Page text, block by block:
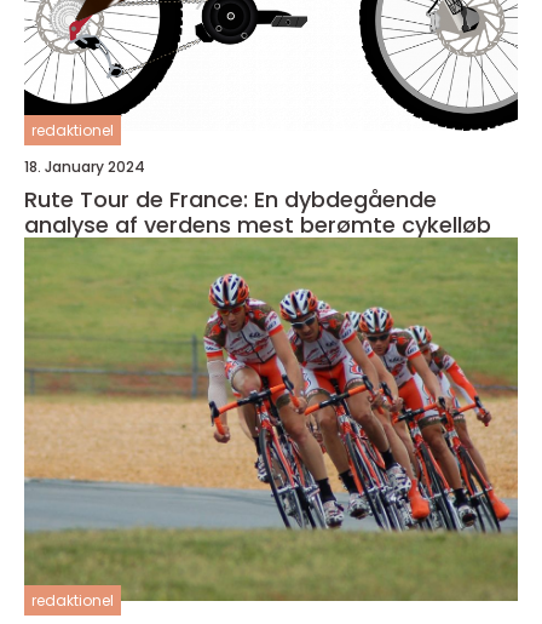
redaktionel
18. January 2024
Rute Tour de France: En dybdegående
analyse af verdens mest berømte cykelløb
redaktionel